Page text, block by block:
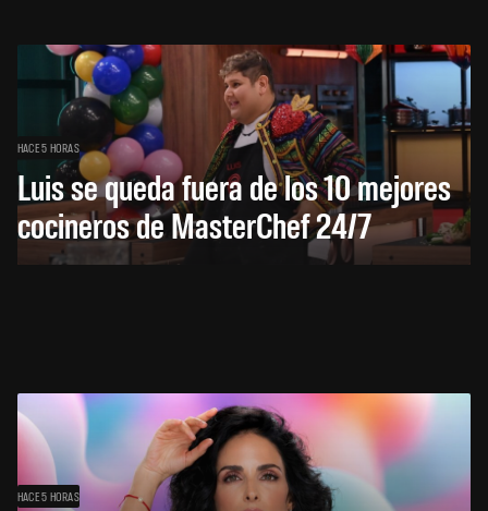
HACE 5 HORAS
Luis se queda fuera de los 10 mejores
cocineros de MasterChef 24/7
HACE 5 HORAS